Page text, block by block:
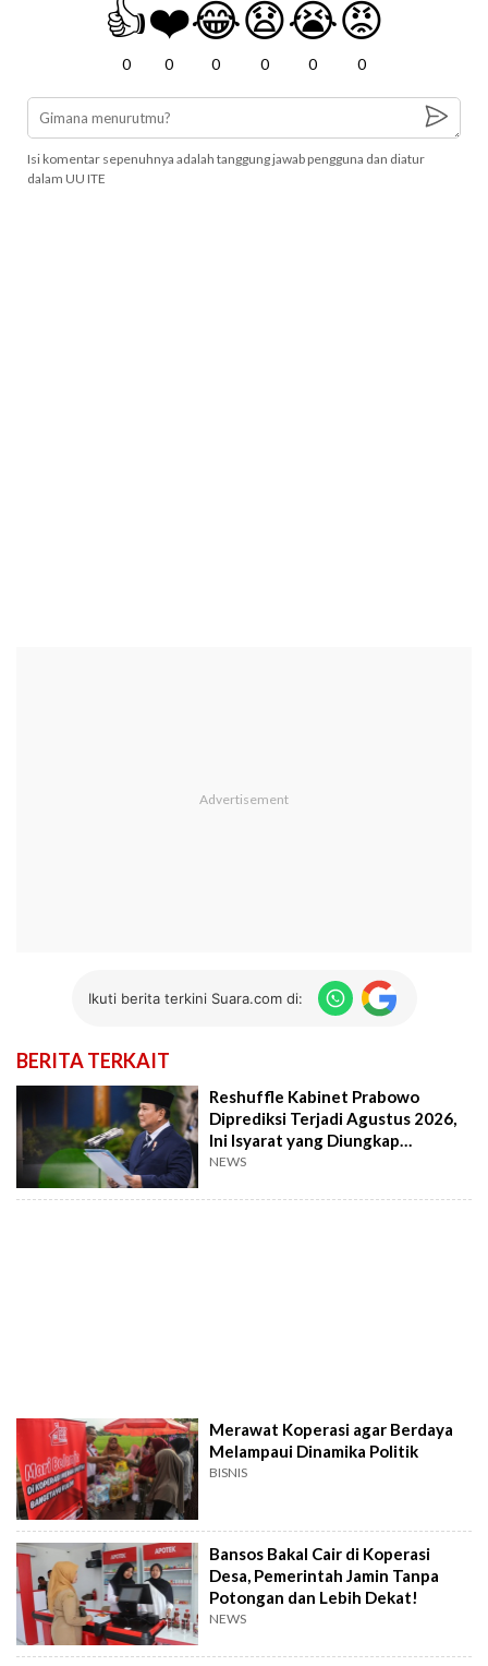
👍
0
❤️
0
😂
0
😧
0
😭
0
😡
0
Isi komentar sepenuhnya adalah tanggung jawab pengguna dan diatur
dalam UU ITE
Ikuti berita terkini Suara.com di:
BERITA TERKAIT
Reshuffle Kabinet Prabowo
Diprediksi Terjadi Agustus 2026,
Ini Isyarat yang Diungkap
Pengamat
NEWS
Merawat Koperasi agar Berdaya
Melampaui Dinamika Politik
BISNIS
Bansos Bakal Cair di Koperasi
Desa, Pemerintah Jamin Tanpa
Potongan dan Lebih Dekat!
NEWS